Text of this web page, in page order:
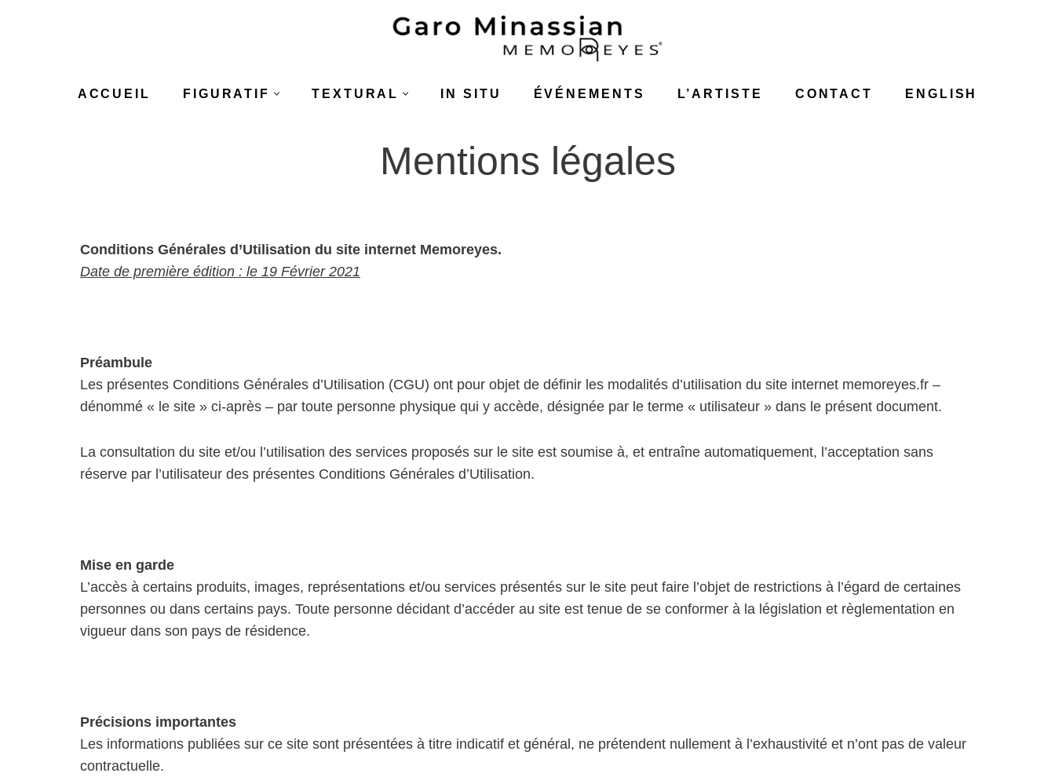
ACCUEIL FIGURATIF TEXTURAL IN SITU ÉVÉNEMENTS L’ARTISTE CONTACT ENGLISH
Mentions légales
Conditions Générales d’Utilisation du site internet Memoreyes.
Date de première édition : le 19 Février 2021
Préambule
Les présentes Conditions Générales d’Utilisation (CGU) ont pour objet de définir les modalités d’utilisation du site internet memoreyes.fr –
dénommé « le site » ci-après – par toute personne physique qui y accède, désignée par le terme « utilisateur » dans le présent document.
La consultation du site et/ou l’utilisation des services proposés sur le site est soumise à, et entraîne automatiquement, l’acceptation sans
réserve par l’utilisateur des présentes Conditions Générales d’Utilisation.
Mise en garde
L’accès à certains produits, images, représentations et/ou services présentés sur le site peut faire l’objet de restrictions à l’égard de certaines
personnes ou dans certains pays. Toute personne décidant d’accéder au site est tenue de se conformer à la législation et règlementation en
vigueur dans son pays de résidence.
Précisions importantes
Les informations publiées sur ce site sont présentées à titre indicatif et général, ne prétendent nullement à l’exhaustivité et n’ont pas de valeur
contractuelle.